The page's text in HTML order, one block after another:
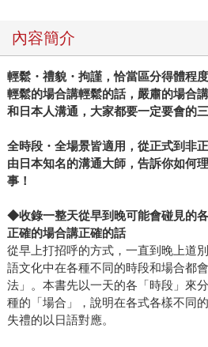
內容簡介
輕鬆・禮貌・拘謹，恰當區分得體程度
輕鬆的場合講輕鬆的話，嚴肅的場合
和日本人溝通，大家都要一定要會的
全時段・全場景皆適用，從正式到非正
由日本知名的溝通大師，告訴你如何
事！
◆收錄一整天從早到晚可能會碰見的
正確的場合講正確的話
從早上打招呼的方式，一直到晚上道
語文化中在各種不同的時段和場合都
法」。本書先以一天的各「時段」來
種的「場合」，說明在各式各樣不同
失禮的以日語對應。